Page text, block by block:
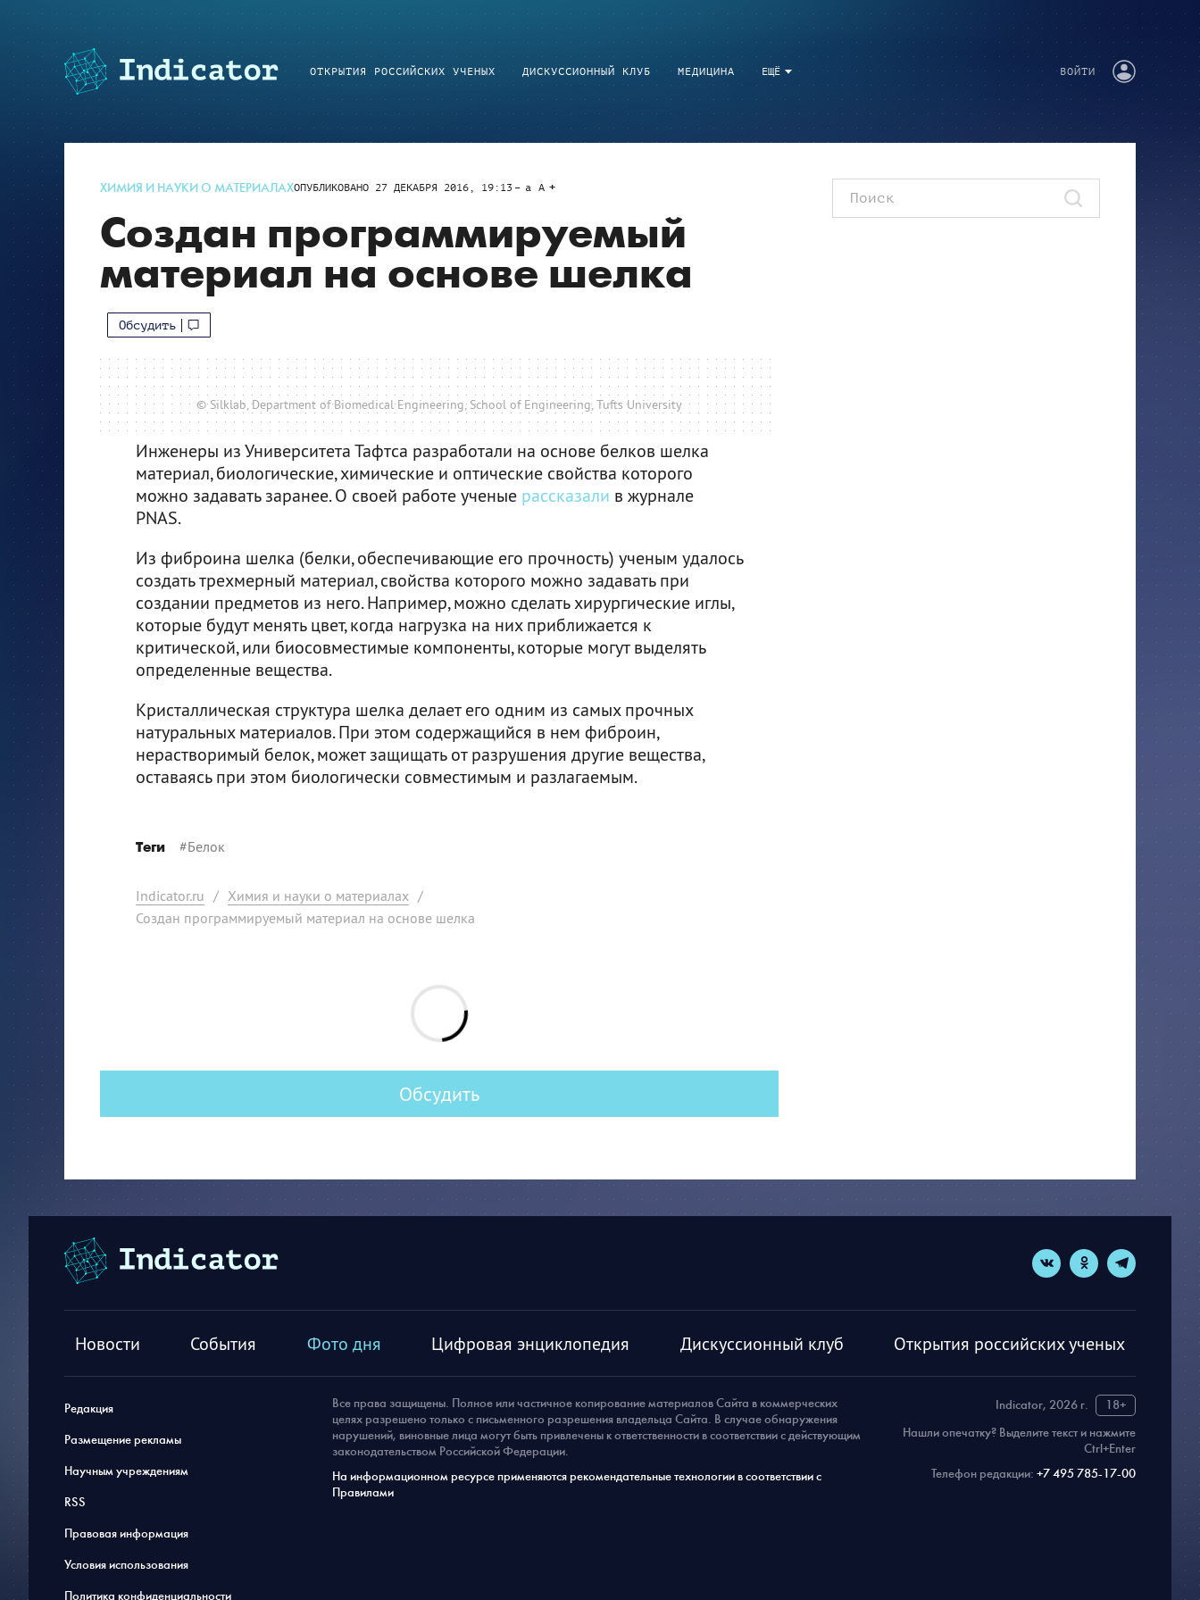
ЕЩЁ
ОТКРЫТИЯ РОССИЙСКИХ УЧЕНЫХ ДИСКУССИОННЫЙ КЛУБ МЕДИЦИНА ВОЙТИ
ХИМИЯ И НАУКИ О МАТЕРИАЛАХОПУБЛИКОВАНО 27 ДЕКАБРЯ 2016, 19:13 a A
Создан программируемый
материал на основе шелка
Обсудить
© Silklab, Department of Biomedical Engineering, School of Engineering, Tufts University
Инженеры из Университета Тафтса разработали на основе белков шелка
материал, биологические, химические и оптические свойства которого
можно задавать заранее. О своей работе ученые рассказали в журнале
PNAS.
Из фиброина шелка (белки, обеспечивающие его прочность) ученым удалось
создать трехмерный материал, свойства которого можно задавать при
создании предметов из него. Например, можно сделать хирургические иглы,
которые будут менять цвет, когда нагрузка на них приближается к
критической, или биосовместимые компоненты, которые могут выделять
определенные вещества.
Кристаллическая структура шелка делает его одним из самых прочных
натуральных материалов. При этом содержащийся в нем фиброин,
нерастворимый белок, может защищать от разрушения другие вещества,
оставаясь при этом биологически совместимым и разлагаемым.
Теги #Белок
Indicator.ru / Химия и науки о материалах /
Создан программируемый материал на основе шелка
Обсудить
Новости События Фото дня Цифровая энциклопедия Дискуссионный клуб Открытия российских ученых
Редакция
Размещение рекламы
Научным учреждениям
RSS
Правовая информация
Условия использования
Политика конфиденциальности
Indicator, 2026 г.
18+
Нашли опечатку? Выделите текст и нажмите
Ctrl+Enter
Телефон редакции: +7 495 785-17-00
Все права защищены. Полное или частичное копирование материалов Сайта в коммерческих
целях разрешено только с письменного разрешения владельца Сайта. В случае обнаружения
нарушений, виновные лица могут быть привлечены к ответственности в соответствии с действующим
законодательством Российской Федерации.
На информационном ресурсе применяются рекомендательные технологии в соответствии с
Правилами